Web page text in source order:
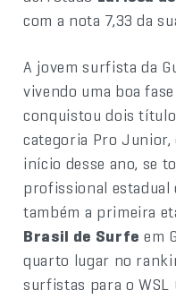
com a nota 7,33 da
A jovem surfista da
vivendo uma boa
conquistou dois
categoria Pro
início desse ano, se
profissional estadual
também a primeira
Brasil de Surfe em
quarto lugar no
surfistas para o WSL